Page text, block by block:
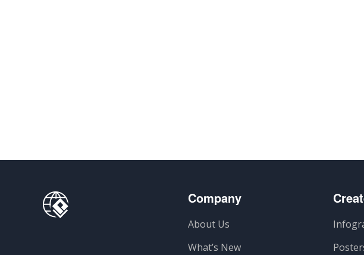
Company
About Us
What’s New